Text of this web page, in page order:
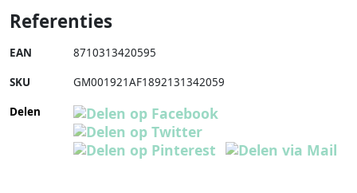
Referenties
EAN 8710313420595
SKU GM001921AF1892131342059
Delen